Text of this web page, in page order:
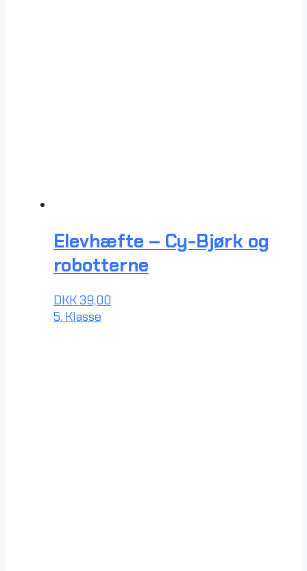
Elevhæfte – Cy-Bjørk og
robotterne
DKK39,00
5. Klasse